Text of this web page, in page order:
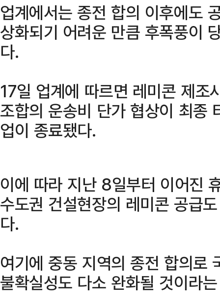
업계에서는 종전 합의 이후에도
상화되기 어려운 만큼 후폭풍이
다.
17일 업계에 따르면 레미콘 제조
조합의 운송비 단가 협상이 최종
업이 종료됐다.
이에 따라 지난 8일부터 이어진
수도권 건설현장의 레미콘 공급
다.
여기에 중동 지역의 종전 합의로
불확실성도 다소 완화될 것이라